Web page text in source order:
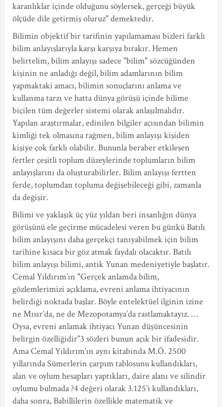
karanlıklar içinde olduğunu söylersek, gerçeği büyük
ölçüde dile getirmiş oluruz" demektedir.
Bilimin objektif bir tarifinin yapılamaması bizleri farklı
bilim anlayışlarıyla karşı karşıya bırakır. Hemen
belirtelim, bilim anlayışı sadece "bilim" sözcüğünden
kişinin ne anladığı değil, bilim adamlarının bilim
yapmaktaki amacı, bilimin sonuçlarını anlama ve
kullanma tarzı ve hatta dünya görüşü içinde bilime
biçilen tüm değerler sistemi olarak anlaşılmalıdır.
Yapılan araştırmalar, edinilen bilgiler açısından bilimin
kimliği tek olmasına rağmen, bilim anlayışı kişiden
kişiye çok farklı olabilir. Bununla beraber etkileşen
fertler çeşitli toplum düzeylerinde toplumların bilim
anlayışlarını da oluşturabilirler. Bilim anlayışı fertten
ferde, toplumdan topluma değişebileceği gibi, zamanla
da değişir.
Bilimi ve yaklaşık üç yüz yıldan beri insanlığın dünya
görüşünü ele geçirme mücadelesi veren bu günkü Batılı
bilim anlayışını daha gerçekçi tanıyabilmek için bilim
tarihine kısaca bir göz atmak faydalı olacaktır. Batılı
bilim anlayışı bilimi, antik Yunan medeniyetiyle başlatır.
Cemal Yıldırım’ın "Gerçek anlamda bilim,
gözlemlerimizi açıklama, evreni anlama ihtiyacının
belirdiği noktada başlar. Böyle entelektüel ilginin izine
ne Mısır’da, ne de Mezopotamya’da rastlamaktayız. …
Oysa, evreni anlamak ihtiyacı Yunan düşüncesinin
belirgin özelliğidir"3 sözleri bunun açık bir ifadesidir.
Ama Cemal Yıldırım’ın aynı kitabında M.Ö. 2500
yıllarında Sümerlerin çarpım tablosunu kullandıkları,
alan ve oylum hesapları yaptıkları, daire alanı ve silindir
oylumu bulmada ?4 değeri olarak 3.125’i kullandıkları,
daha sonra, Babillilerin özellikle matematik ve